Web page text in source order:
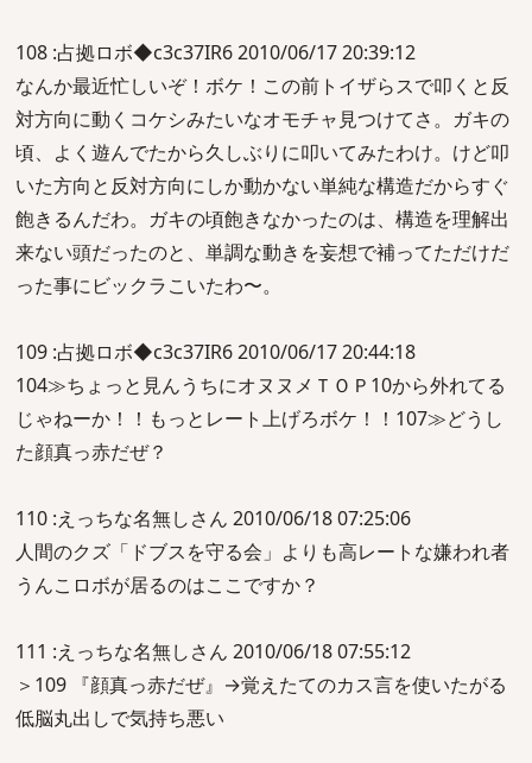
108 :占拠ロボ◆c3c37IR6 2010/06/17 20:39:12
なんか最近忙しいぞ！ボケ！この前トイザらスで叩くと反
対方向に動くコケシみたいなオモチャ見つけてさ。ガキの
頃、よく遊んでたから久しぶりに叩いてみたわけ。けど叩
いた方向と反対方向にしか動かない単純な構造だからすぐ
飽きるんだわ。ガキの頃飽きなかったのは、構造を理解出
来ない頭だったのと、単調な動きを妄想で補ってただけだ
った事にビックラこいたわ〜。
109 :占拠ロボ◆c3c37IR6 2010/06/17 20:44:18
104≫ちょっと見んうちにオヌヌメＴＯＰ10から外れてる
じゃねーか！！もっとレート上げろボケ！！107≫どうし
た顔真っ赤だぜ？
110 :えっちな名無しさん 2010/06/18 07:25:06
人間のクズ「ドブスを守る会」よりも高レートな嫌われ者
うんこロボが居るのはここですか？
111 :えっちな名無しさん 2010/06/18 07:55:12
＞109 『顔真っ赤だぜ』→覚えたてのカス言を使いたがる
低脳丸出しで気持ち悪い